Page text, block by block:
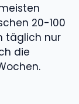
20-100
täglich nur
die